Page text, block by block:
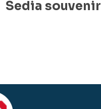
Sedia souvenir